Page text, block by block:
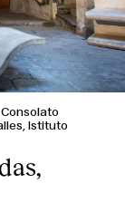
Consolato
Istituto